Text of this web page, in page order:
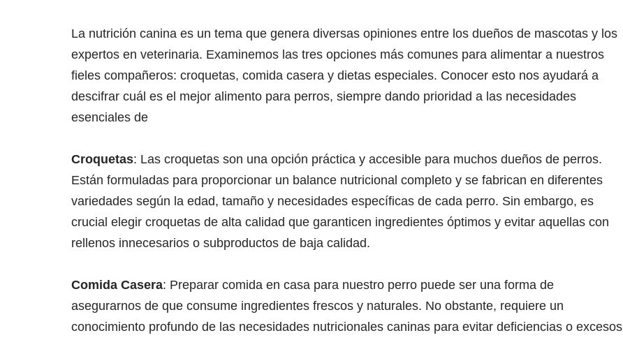
La nutrición canina es un tema que genera diversas opiniones entre los dueños de mascotas y los
expertos en veterinaria. Examinemos las tres opciones más comunes para alimentar a nuestros
fieles compañeros: croquetas, comida casera y dietas especiales. Conocer esto nos ayudará a
descifrar cuál es el mejor alimento para perros, siempre dando prioridad a las necesidades
esenciales de
Croquetas: Las croquetas son una opción práctica y accesible para muchos dueños de perros.
Están formuladas para proporcionar un balance nutricional completo y se fabrican en diferentes
variedades según la edad, tamaño y necesidades específicas de cada perro. Sin embargo, es
crucial elegir croquetas de alta calidad que garanticen ingredientes óptimos y evitar aquellas con
rellenos innecesarios o subproductos de baja calidad.
Comida Casera: Preparar comida en casa para nuestro perro puede ser una forma de
asegurarnos de que consume ingredientes frescos y naturales. No obstante, requiere un
conocimiento profundo de las necesidades nutricionales caninas para evitar deficiencias o excesos